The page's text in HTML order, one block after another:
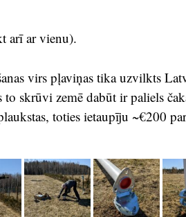
arī ar vienu).
virs pļaviņas tika uzvilkts
to skrūvi zemē dabūt ir paliels
toties ietaupīju ~€200